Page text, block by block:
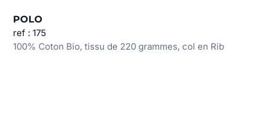
POLO
ref : 175
100% Coton Bio, tissu de 220 grammes, col en Rib